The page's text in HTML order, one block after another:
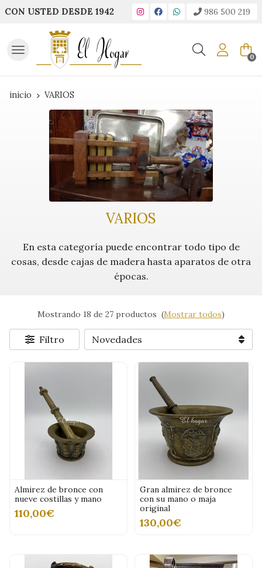
CON USTED DESDE 1942 986 500 219
Buscar 0
inicio VARIOS
VARIOS
En esta categoría puede encontrar todo tipo de
cosas, desde cajas de madera hasta aparatos de otra
épocas.
Mostrando 18 de 27 productos (Mostrar todos)
Filtro
Almirez de bronce con
nueve costillas y mano
110,00€
Gran almirez de bronce
con su mano o maja
original
130,00€